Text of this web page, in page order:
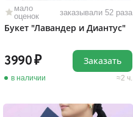
мало
оценок
заказывали 52 раза
Букет "Лавандер и Диантус"
3990
в наличии 2 ч.
Заказать